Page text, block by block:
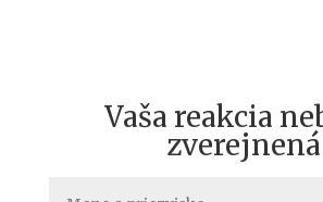
Vaša reakcia
zverejnená